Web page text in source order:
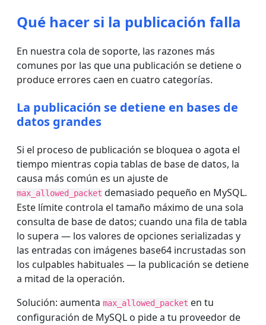
Qué hacer si la publicación falla
En nuestra cola de soporte, las razones más
comunes por las que una publicación se detiene o
produce errores caen en cuatro categorías.
La publicación se detiene en bases de
datos grandes
Si el proceso de publicación se bloquea o agota el
tiempo mientras copia tablas de base de datos, la
causa más común es un ajuste de
max_allowed_packet demasiado pequeño en MySQL.
Este límite controla el tamaño máximo de una sola
consulta de base de datos; cuando una fila de tabla
lo supera — los valores de opciones serializadas y
las entradas con imágenes base64 incrustadas son
los culpables habituales — la publicación se detiene
a mitad de la operación.
Solución: aumenta max_allowed_packet en tu
configuración de MySQL o pide a tu proveedor de